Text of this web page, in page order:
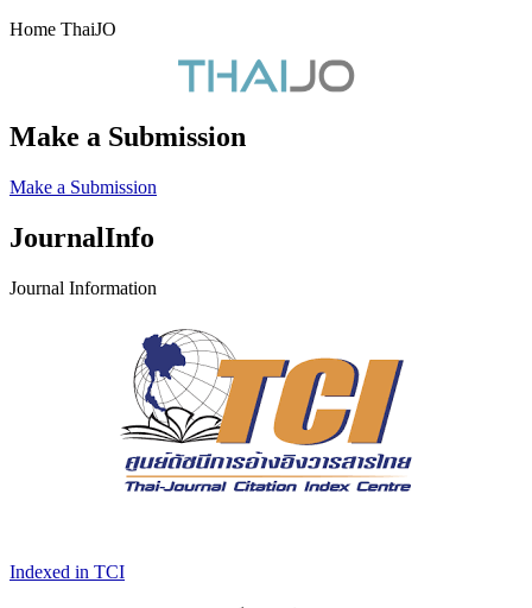
Home ThaiJO
Make a Submission
Make a Submission
JournalInfo
Journal Information
Indexed in TCI